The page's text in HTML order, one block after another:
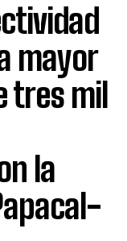
mayor
tres mil
la